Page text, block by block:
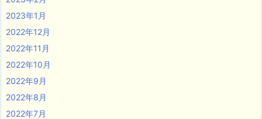
2023年1月
2022年12月
2022年11月
2022年10月
2022年9月
2022年8月
2022年7月